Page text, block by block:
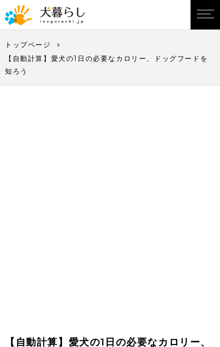
トップページ
【自動計算】愛犬の1日の必要なカロリー、ドッグフードを
知ろう
【自動計算】愛犬の1日の必要なカロリー、